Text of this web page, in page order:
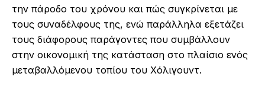
την πάροδο του χρόνου και πώς συγκρίνεται με
τους συναδέλφους της, ενώ παράλληλα εξετάζει
τους διάφορους παράγοντες που συμβάλλουν
στην οικονομική της κατάσταση στο πλαίσιο ενός
μεταβαλλόμενου τοπίου του Χόλιγουντ.